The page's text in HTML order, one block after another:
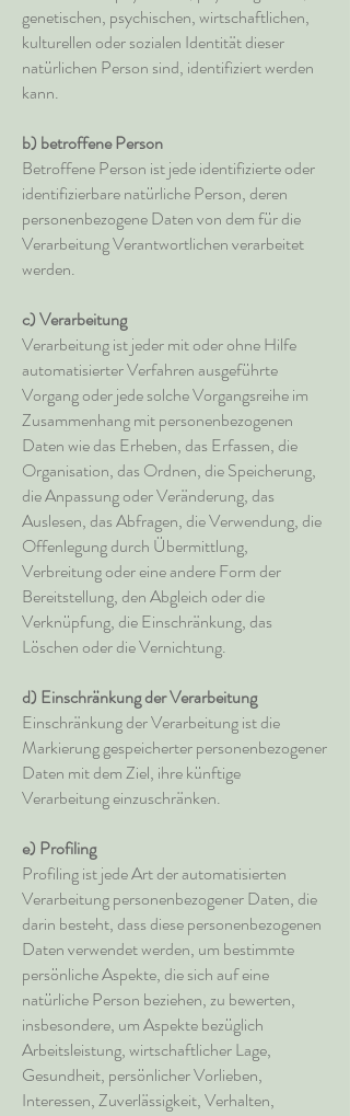
genetischen, psychischen, wirtschaftlichen,
kulturellen oder sozialen Identität dieser
natürlichen Person sind, identifiziert werden
kann.
b) betroffene Person
Betroffene Person ist jede identifizierte oder
identifizierbare natürliche Person, deren
personenbezogene Daten von dem für die
Verarbeitung Verantwortlichen verarbeitet
werden.
c) Verarbeitung
Verarbeitung ist jeder mit oder ohne Hilfe
automatisierter Verfahren ausgeführte
Vorgang oder jede solche Vorgangsreihe im
Zusammenhang mit personenbezogenen
Daten wie das Erheben, das Erfassen, die
Organisation, das Ordnen, die Speicherung,
die Anpassung oder Veränderung, das
Auslesen, das Abfragen, die Verwendung, die
Offenlegung durch Übermittlung,
Verbreitung oder eine andere Form der
Bereitstellung, den Abgleich oder die
Verknüpfung, die Einschränkung, das
Löschen oder die Vernichtung.
d) Einschränkung der Verarbeitung
Einschränkung der Verarbeitung ist die
Markierung gespeicherter personenbezogener
Daten mit dem Ziel, ihre künftige
Verarbeitung einzuschränken.
e) Profiling
Profiling ist jede Art der automatisierten
Verarbeitung personenbezogener Daten, die
darin besteht, dass diese personenbezogenen
Daten verwendet werden, um bestimmte
persönliche Aspekte, die sich auf eine
natürliche Person beziehen, zu bewerten,
insbesondere, um Aspekte bezüglich
Arbeitsleistung, wirtschaftlicher Lage,
Gesundheit, persönlicher Vorlieben,
Interessen, Zuverlässigkeit, Verhalten,